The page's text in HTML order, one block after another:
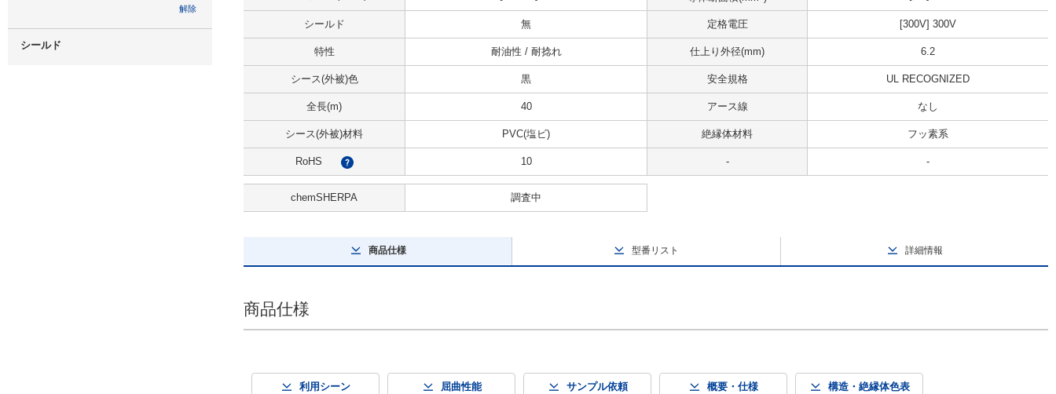
解除
シールド
シールド 無 定格電圧 [300V] 300V
特性 耐油性 / 耐捻れ 仕上り外径(mm) 6.2
シース(外被)色 黒 安全規格 UL RECOGNIZED
全長(m) 40 アース線 なし
シース(外被)材料 PVC(塩ビ) 絶縁体材料 フッ素系
RoHS ? 10 - -
chemSHERPA 調査中
商品仕様 型番リスト 詳細情報
商品仕様
利用シーン 屈曲性能 サンプル依頼 概要・仕様 構造・絶縁体色表